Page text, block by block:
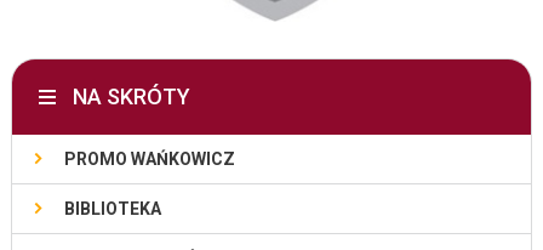
NA SKRÓTY
PROMO WAŃKOWICZ
BIBLIOTEKA